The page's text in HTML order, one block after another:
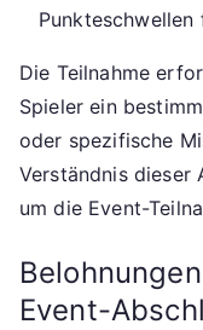
Die Teilnahme
Spieler ein
oder spezifische
Verständnis dieser
um die Event-
Event-